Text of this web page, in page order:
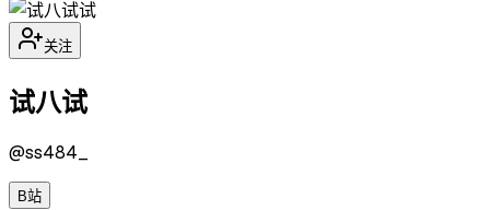
试
关注
试八试
@ss484_
B站